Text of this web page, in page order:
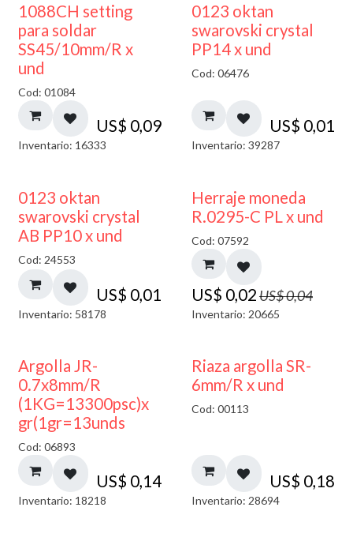
1088CH setting
para soldar
SS45/10mm/R x
und
Cod: 01084
US$ 0,09
Inventario: 16333
0123 oktan
swarovski crystal
PP14 x und
Cod: 06476
US$ 0,01
Inventario: 39287
0123 oktan
swarovski crystal
AB PP10 x und
Cod: 24553
US$ 0,01
Inventario: 58178
50% DESCUENTO
Herraje moneda
R.0295-C PL x und
Cod: 07592
US$ 0,02US$0,04
Inventario: 20665
Argolla JR-
0.7x8mm/R
(1KG=13300psc)x
gr(1gr=13unds
Cod: 06893
US$ 0,14
Inventario: 18218
Riaza argolla SR-
6mm/R x und
Cod: 00113
US$ 0,18
Inventario: 28694